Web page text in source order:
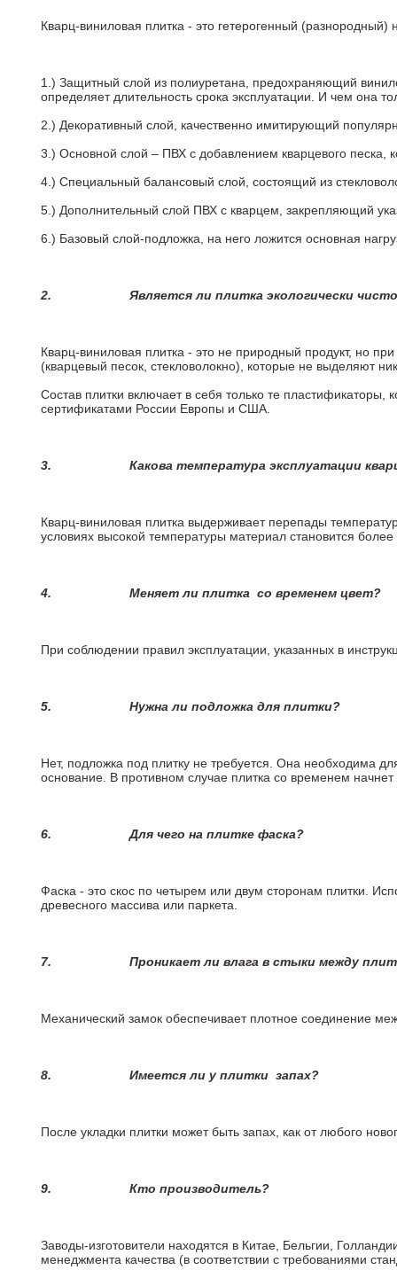
Кварц-виниловая плитка - это гетерогенный
1.) Защитный слой из полиуретана, предохраняющий
определяет длительность срока эксплуатации. И чем она
2.) Декоративный слой, качественно имитирующий
3.) Основной слой – ПВХ с добавлением кварцевого песка,
4.) Специальный балансовый слой, состоящий из
5.) Дополнительный слой ПВХ с кварцем, закрепляющий
6.) Базовый слой-подложка, на него ложится основная
2. Является ли плитка экологически
Кварц-виниловая плитка - это не природный продукт, но
(кварцевый песок, стекловолокно), которые не выделяют
Состав плитки включает в себя только те
сертификатами России Европы и США.
3. Какова температура эксплуатации
Кварц-виниловая плитка выдерживает перепады
условиях высокой температуры материал становится
4. Меняет ли плитка со временем цвет?
При соблюдении правил эксплуатации, указанных в
5. Нужна ли подложка для плитки?
Нет, подложка под плитку не требуется. Она необходима
основание. В противном случае плитка со временем
6.Для чего на плитке фаска?
Фаска - это скос по четырем или двум сторонам плитки.
древесного массива или паркета.
7. Проникает ли влага в стыки между
Механический замок обеспечивает плотное соединение
8. Имеется ли у плитки запах?
После укладки плитки может быть запах, как от любого
9. Кто производитель?
Заводы-изготовители находятся в Китае, Бельгии,
менеджмента качества (в соответствии с требованиями